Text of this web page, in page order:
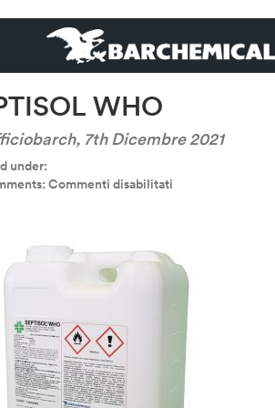
WHO
7th Dicembre 2021
under:
Commenti disabilitati